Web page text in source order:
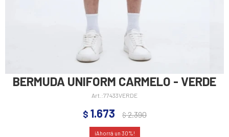
BERMUDA UNIFORM CARMELO - VERDE
77433VERDE
$ 1.673 $2.390
30